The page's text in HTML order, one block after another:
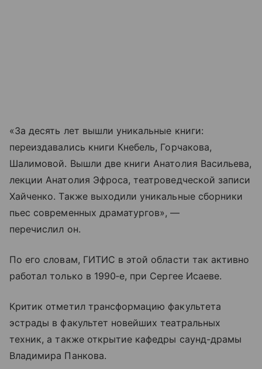
«За десять лет вышли уникальные книги:
переиздавались книги Кнебель, Горчакова,
Шалимовой. Вышли две книги Анатолия Васильева,
лекции Анатолия Эфроса, театроведческой записи
Хайченко. Также выходили уникальные сборники
пьес современных драматургов», —
перечислил он.
По его словам, ГИТИС в этой области так активно
работал только в 1990‑е, при Сергее Исаеве.
Критик отметил трансформацию факультета
эстрады в факультет новейших театральных
техник, а также открытие кафедры саунд-драмы
Владимира Панкова.